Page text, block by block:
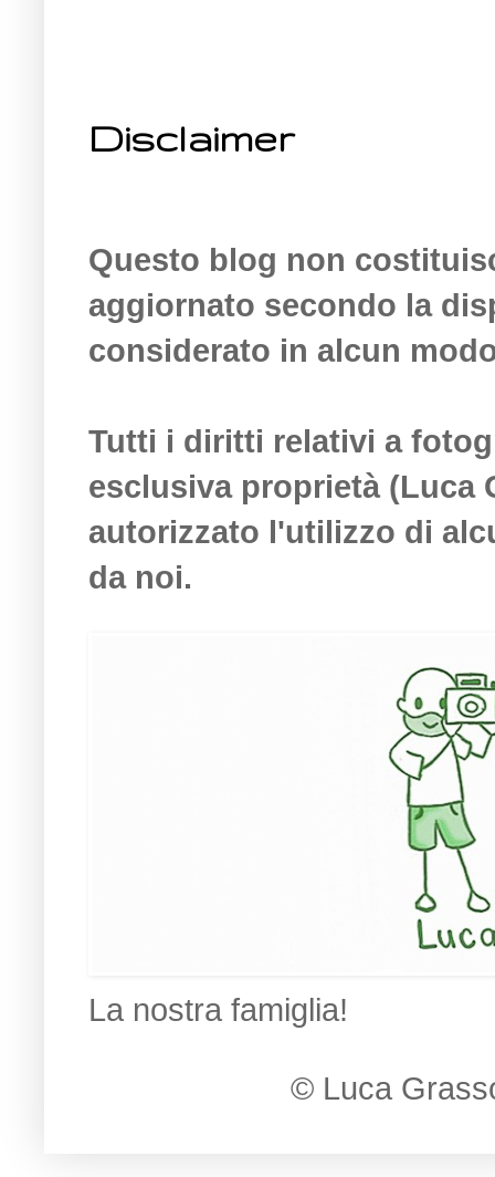
Disclaimer
Questo blog non
aggiornato secondo la
considerato in alcun
Tutti i diritti relativi a
esclusiva proprietà (Luca
autorizzato l'utilizzo di
da noi.
La nostra famiglia!
© Luca